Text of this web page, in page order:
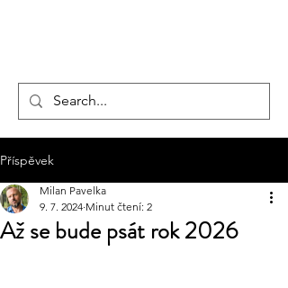
Příspěvek
Až se bude psát rok 2026
Milan Pavelka
9. 7. 2024 Minut čtení: 2